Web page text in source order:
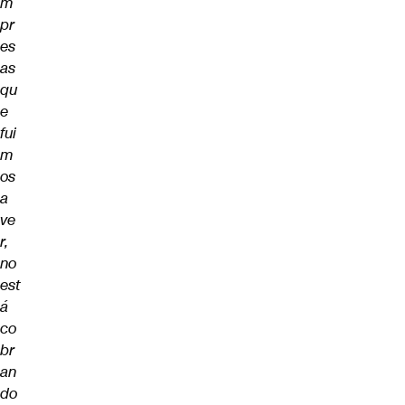
pr
es
as
qu
e
fui
m
os
a
ve
r,
no
est
á
co
br
an
do